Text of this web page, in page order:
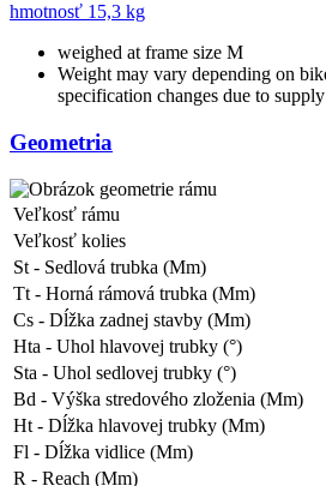
hmotnosť 15,3 kg
weighed at frame size M
Weight may vary depending on
specification changes due to
Geometria
Veľkosť rámu
Veľkosť kolies
St - Sedlová trubka (Mm)
Tt - Horná rámová trubka (Mm)
Cs - Dĺžka zadnej stavby (Mm)
Hta - Uhol hlavovej trubky (°)
Sta - Uhol sedlovej trubky (°)
Bd - Výška stredového zloženia (Mm)
Ht - Dĺžka hlavovej trubky (Mm)
Fl - Dĺžka vidlice (Mm)
R - Reach (Mm)